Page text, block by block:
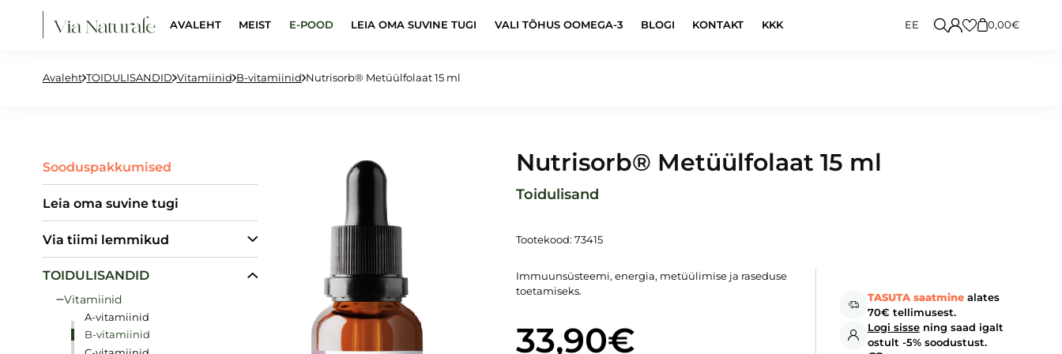
AVALEHT MEIST E-POOD LEIA OMA SUVINE TUGI VALI TÕHUS OOMEGA-3 BLOGI KONTAKT KKK EE Search 0,00€
Avaleht TOIDULISANDID Vitamiinid B-vitamiinid Nutrisorb® Metüülfolaat 15 ml
Sooduspakkumised
Leia oma suvine tugi
Via tiimi lemmikud
TOIDULISANDID
Vitamiinid
A-vitamiinid
B-vitamiinid
Nutrisorb® Metüülfolaat 15 ml
Toidulisand
Tootekood: 73415
Immuunsüsteemi, energia, metüülimise ja raseduse
toetamiseks.
33,90€
TASUTA saatminealates
70€ tellimusest.
Logi sissening saad igalt
ostult -5% soodustust.